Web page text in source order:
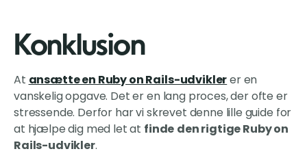
Konklusion
At ansætte en Ruby on Rails-udviklerer en
vanskelig opgave. Det er en lang proces, der ofte er
stressende. Derfor har vi skrevet denne lille guide for
at hjælpe dig med let at finde den rigtige Ruby on
Rails-udvikler.